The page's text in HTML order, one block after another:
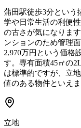
蒲田駅徒歩3分という
学や日常生活の利便
の古さが気になりま
ンションのため管理
2,970万円という価格
す。専有面積45㎡の
は標準的ですが、立
値のある物件といえま
立地